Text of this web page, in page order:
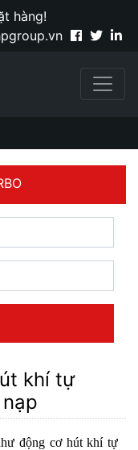
hàng!
khí tự
động cơ hút khí tự